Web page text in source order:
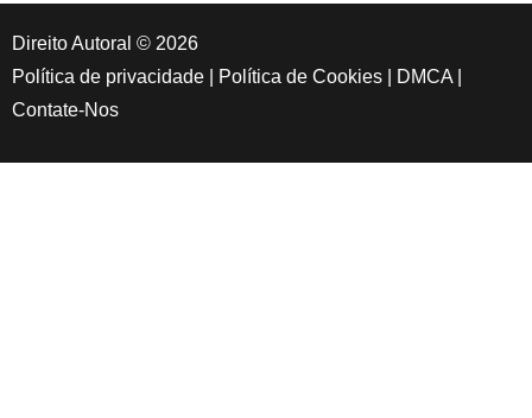
Direito Autoral © 2026
Política de privacidade
Política de Cookies DMCA
Contate-Nos